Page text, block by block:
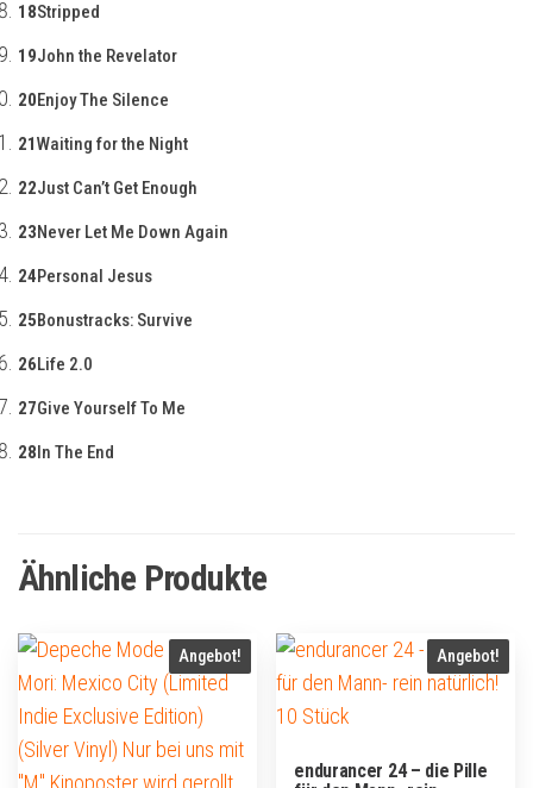
18Stripped
19John the Revelator
20Enjoy The Silence
21Waiting for the Night
22Just Can’t Get Enough
23Never Let Me Down Again
24Personal Jesus
25Bonustracks: Survive
26Life 2.0
27Give Yourself To Me
28In The End
Ähnliche Produkte
Angebot! Angebot!
endurancer 24 – die Pille